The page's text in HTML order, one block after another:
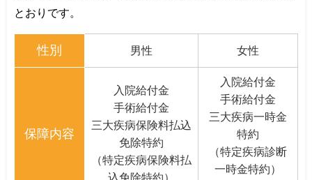
とおりです。
性別 男性 女性
保障内容
入院給付金
手術給付金
三大疾病保険料払込
免除特約
（特定疾病保険料払
込免除特約）
入院給付金
手術給付金
三大疾病一時金
特約
（特定疾病診断
一時金特約）